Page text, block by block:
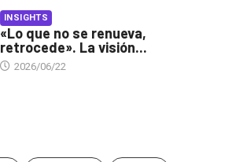
INSIGHTS
«Lo que no se renueva,
retrocede». La visión...
2026/06/22